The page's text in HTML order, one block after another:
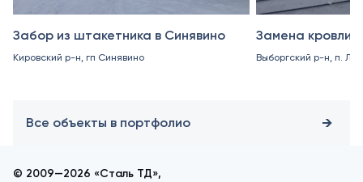
Забор из штакетника в Синявино
Кировский р-н, гп Синявино
Замена кровли
Выборгский р-н, п.
Все объекты в портфолио
© 2009—2026 «Сталь ТД»,